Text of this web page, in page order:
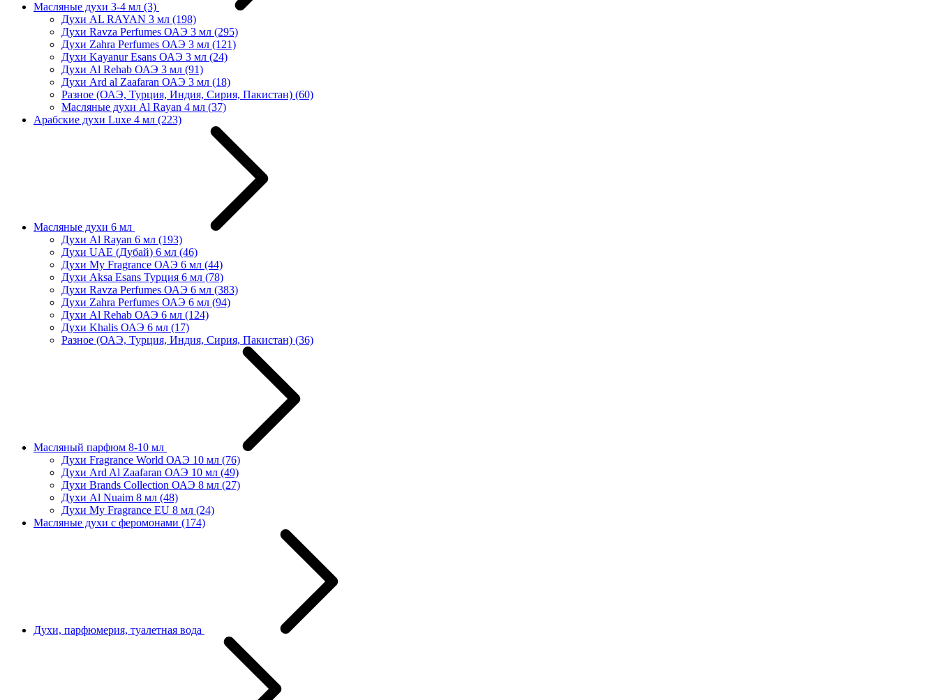
Масляные духи 3-4 мл (3)
Духи AL RAYAN 3 мл (198)
Духи Ravza Perfumes ОАЭ 3 мл (295)
Духи Zahra Perfumes ОАЭ 3 мл (121)
Духи Kayanur Esans ОАЭ 3 мл (24)
Духи Al Rehab ОАЭ 3 мл (91)
Духи Ard al Zaafaran ОАЭ 3 мл (18)
Разное (ОАЭ, Турция, Индия, Сирия, Пакистан) (60)
Масляные духи Al Rayan 4 мл (37)
Арабские духи Luxe 4 мл (223)
Масляные духи 6 мл
Духи Al Rayan 6 мл (193)
Духи UAE (Дубай) 6 мл (46)
Духи My Fragrance ОАЭ 6 мл (44)
Духи Aksa Esans Турция 6 мл (78)
Духи Ravza Perfumes ОАЭ 6 мл (383)
Духи Zahra Perfumes ОАЭ 6 мл (94)
Духи Al Rehab ОАЭ 6 мл (124)
Духи Khalis ОАЭ 6 мл (17)
Разное (ОАЭ, Турция, Индия, Сирия, Пакистан) (36)
Масляный парфюм 8-10 мл
Духи Fragrance World ОАЭ 10 мл (76)
Духи Ard Al Zaafaran ОАЭ 10 мл (49)
Духи Brands Collection ОАЭ 8 мл (27)
Духи Al Nuaim 8 мл (48)
Духи My Fragrance EU 8 мл (24)
Масляные духи с феромонами (174)
Духи, парфюмерия, туалетная вода